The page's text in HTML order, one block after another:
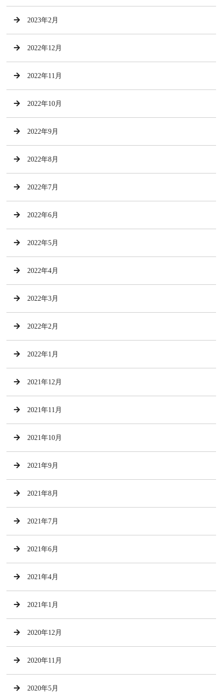
2023年2月
2022年12月
2022年11月
2022年10月
2022年9月
2022年8月
2022年7月
2022年6月
2022年5月
2022年4月
2022年3月
2022年2月
2022年1月
2021年12月
2021年11月
2021年10月
2021年9月
2021年8月
2021年7月
2021年6月
2021年4月
2021年1月
2020年12月
2020年11月
2020年5月